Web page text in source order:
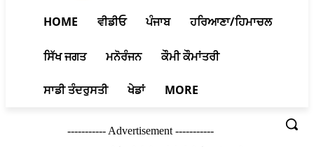
HOME ਵੀਡੀਓ ਪੰਜਾਬ ਹਰਿਆਣਾ/ਹਿਮਾਚਲ
ਸਿੱਖ ਜਗਤ ਮਨੋਰੰਜਨ ਕੌਮੀ ਕੌਮਾਂਤਰੀ
ਸਾਡੀ ਤੰਦਰੁਸਤੀ ਖੇਡਾਂ MORE
----------- Advertisement -----------